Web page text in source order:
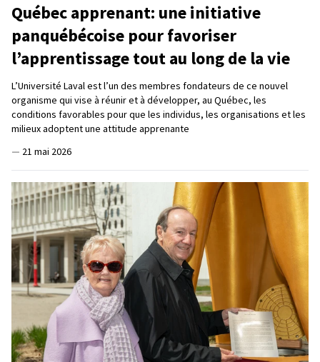
Québec apprenant: une initiative
panquébécoise pour favoriser
l’apprentissage tout au long de la vie
L’Université Laval est l’un des membres fondateurs de ce nouvel
organisme qui vise à réunir et à développer, au Québec, les
conditions favorables pour que les individus, les organisations et les
milieux adoptent une attitude apprenante
— 21 mai 2026